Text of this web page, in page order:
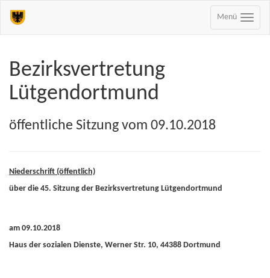
Menü
Bezirksvertretung
Lütgendortmund
öffentliche Sitzung vom 09.10.2018
Niederschrift (öffentlich)
über die 45. Sitzung der Bezirksvertretung Lütgendortmund
am 09.10.2018
Haus der sozialen Dienste, Werner Str. 10, 44388 Dortmund